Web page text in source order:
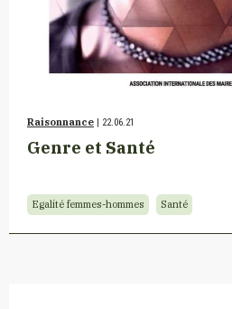
Raisonnance | 22.06.21
Genre et Santé
Egalité femmes-hommes Santé